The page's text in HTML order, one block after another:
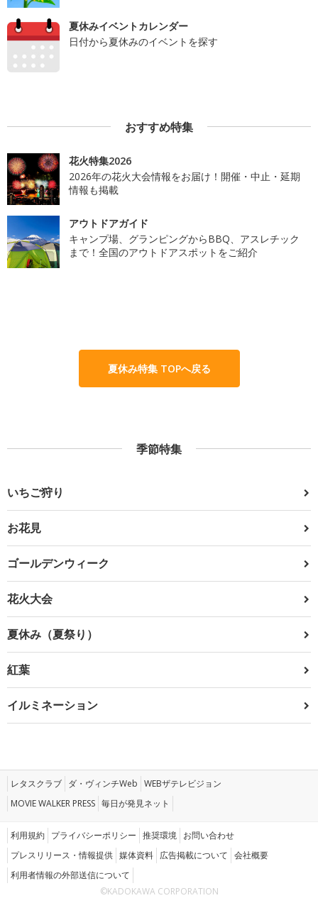
夏休みイベントカレンダー
日付から夏休みのイベントを探す
おすすめ特集
花火特集2026
2026年の花火大会情報をお届け！開催・中止・延期
情報も掲載
アウトドアガイド
キャンプ場、グランピングからBBQ、アスレチック
まで！全国のアウトドアスポットをご紹介
夏休み特集 TOPへ戻る
季節特集
いちご狩り
お花見
ゴールデンウィーク
花火大会
夏休み（夏祭り）
紅葉
イルミネーション
レタスクラブ ダ・ヴィンチWeb WEBザテレビジョン
MOVIE WALKER PRESS 毎日が発見ネット
利用規約 プライバシーポリシー 推奨環境 お問い合わせ
プレスリリース・情報提供 媒体資料 広告掲載について 会社概要
利用者情報の外部送信について
©KADOKAWA CORPORATION